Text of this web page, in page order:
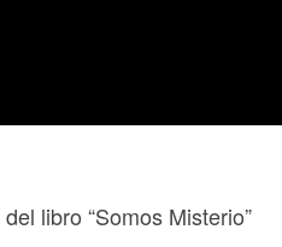
libro “Somos Misterio”